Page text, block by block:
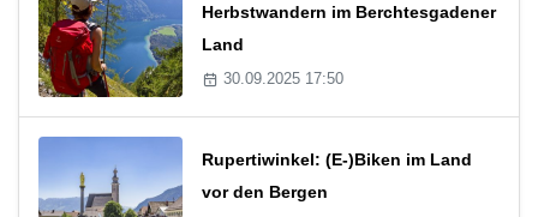
Herbstwandern im Berchtesgadener
Land
30.09.2025 17:50
Rupertiwinkel: (E-)Biken im Land
vor den Bergen